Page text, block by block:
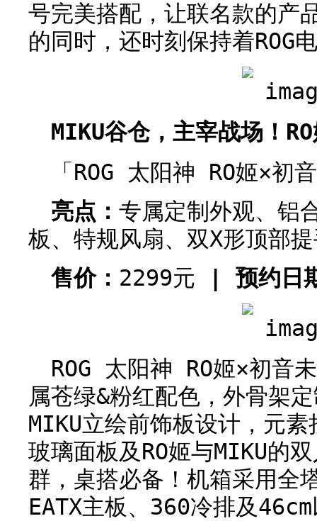
号完美搭配，让联名款的产
的同时，还时刻保持着ROG
MIKU谷仓，主宰战场！
「ROG 太阳神 RO姬×初
亮点： 专属定制外观、铝
板、特规风扇、双X形顶部
售价： 2299元 | 预约日
ROG 太阳神 RO姬×初音
属苍绿&粉红配色，外骨架
MIKU立绘前饰板设计，元
玻璃面板及RO姬与MIKU的
群，桌搭必备！机箱采用全
EATX主板、360冷排及